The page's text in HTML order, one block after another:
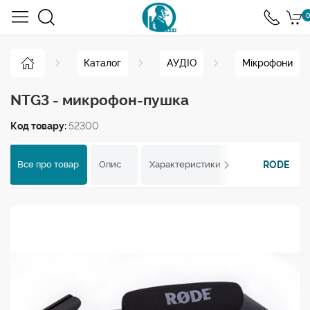
0
Каталог АУДІО Мікрофони
NTG3 - микрофон-пушка
Код товару: 52300
Все про товар Опис Характеристики ВідгукиRODE